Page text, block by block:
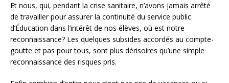
Et nous, qui, pendant la crise sanitaire, n’avons jamais arrêté
de travailler pour assurer la continuité du service public
d’Éducation dans l’intérêt de nos élèves, où est notre
reconnaissance? Les quelques subsides accordés au compte-
goutte et pas pour tous, sont plus dérisoires qu’une simple
reconnaissance des risques pris.